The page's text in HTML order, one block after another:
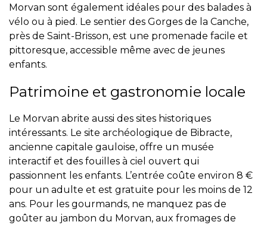
Morvan sont également idéales pour des balades à
vélo ou à pied. Le sentier des Gorges de la Canche,
près de Saint-Brisson, est une promenade facile et
pittoresque, accessible même avec de jeunes
enfants.
Patrimoine et gastronomie locale
Le Morvan abrite aussi des sites historiques
intéressants. Le site archéologique de Bibracte,
ancienne capitale gauloise, offre un musée
interactif et des fouilles à ciel ouvert qui
passionnent les enfants. L’entrée coûte environ 8 €
pour un adulte et est gratuite pour les moins de 12
ans. Pour les gourmands, ne manquez pas de
goûter au jambon du Morvan, aux fromages de